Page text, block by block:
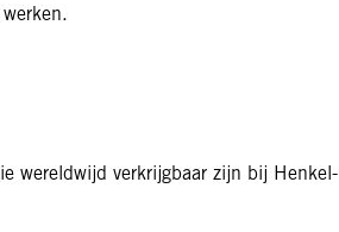
wereldwijd verkrijgbaar zijn bij Henkel-